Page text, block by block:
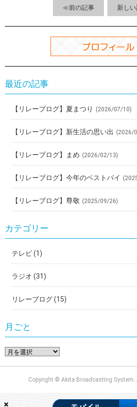
×
k
≪前の記事 新し
最近の記事
【リレーブログ】夏まつり (2026/07/10)
【リレーブログ】新生活の思い出 (2026/
【リレーブログ】まめ (2026/02/13)
【リレーブログ】今年のベストバイ
【リレーブログ】尊敬 (2025/09/26)
カテゴリー
テレビ(1)
ラジオ (31)
リレーブログ(15)
月ごと
Copyright © Akita Broadcasting System.